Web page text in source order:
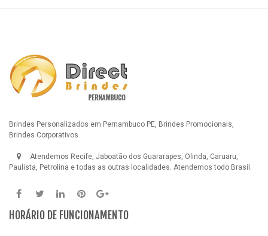
Brindes Personalizados em Pernambuco PE, Brindes Promocionais,
Brindes Corporativos
Atendemos Recife, Jaboatão dos Guararapes, Olinda, Caruaru,
Paulista, Petrolina e todas as outras localidades. Atendemos todo Brasil.
HORÁRIO DE FUNCIONAMENTO